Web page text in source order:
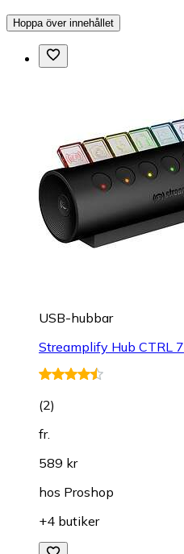
Hoppa över innehållet
USB-hubbar
Streamplify Hub CTRL 7
(2)
fr.
589 kr
hos Proshop
+4 butiker